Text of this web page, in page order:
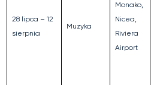
28 lipca – 12
sierpnia
Muzyka
Monako,
Nicea,
Riviera
Airport